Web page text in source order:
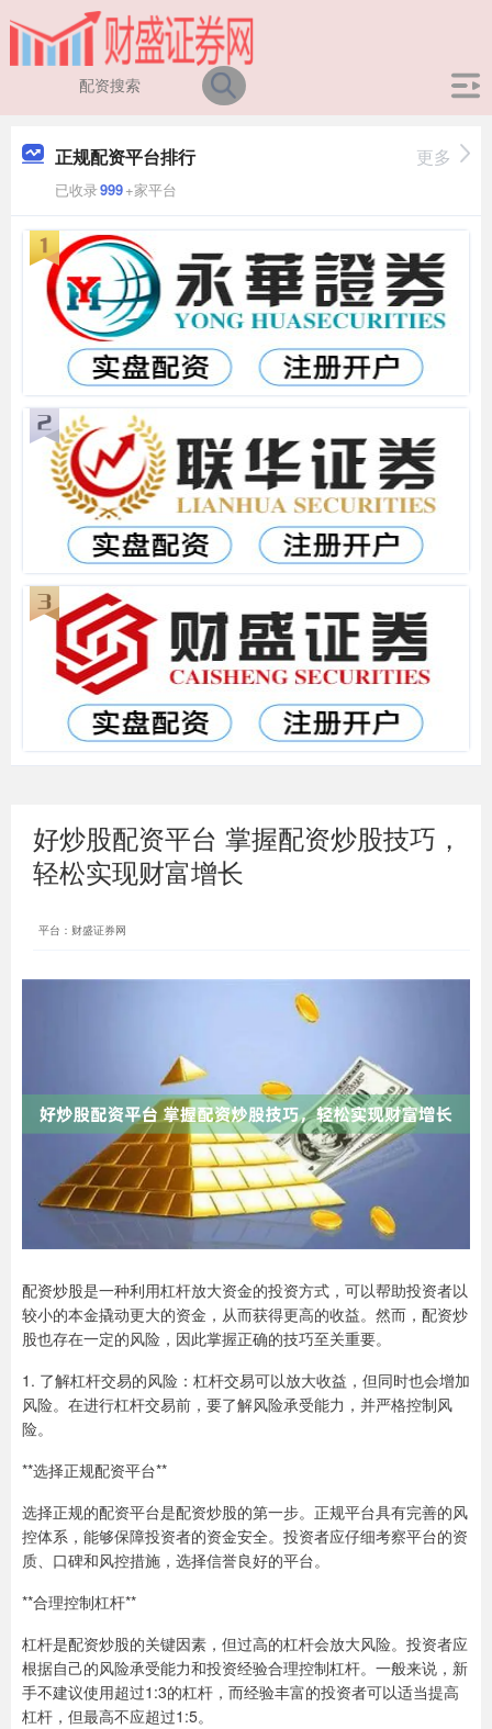
正规配资平台排行
已收录999+家平台
更多
好炒股配资平台 掌握配资炒股技巧，
轻松实现财富增长
平台：财盛证券网
配资炒股是一种利用杠杆放大资金的投资方式，可以帮助投资者以
较小的本金撬动更大的资金，从而获得更高的收益。然而，配资炒
股也存在一定的风险，因此掌握正确的技巧至关重要。
1. 了解杠杆交易的风险：杠杆交易可以放大收益，但同时也会增加
风险。在进行杠杆交易前，要了解风险承受能力，并严格控制风
险。
**选择正规配资平台**
选择正规的配资平台是配资炒股的第一步。正规平台具有完善的风
控体系，能够保障投资者的资金安全。投资者应仔细考察平台的资
质、口碑和风控措施，选择信誉良好的平台。
**合理控制杠杆**
杠杆是配资炒股的关键因素，但过高的杠杆会放大风险。投资者应
根据自己的风险承受能力和投资经验合理控制杠杆。一般来说，新
手不建议使用超过1:3的杠杆，而经验丰富的投资者可以适当提高
杠杆，但最高不应超过1:5。